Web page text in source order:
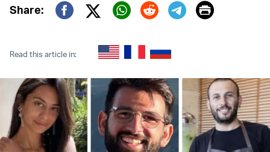
Share:
Twitter (X)
Print
Read this article in: